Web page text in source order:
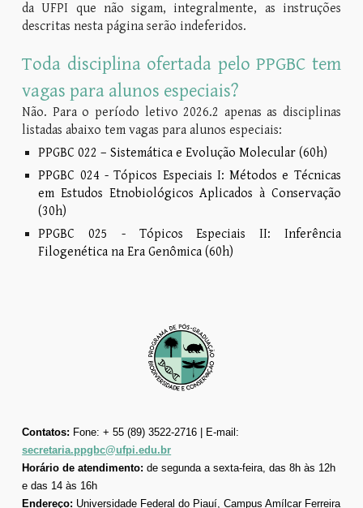
da UFPI que não sigam, integralmente, as instruções
descritas nesta página serão indeferidos.
Toda disciplina ofertada pelo PPGBC tem
vagas para alunos especiais?
Não. Para o período letivo 2026.2 apenas as disciplinas
listadas abaixo tem vagas para alunos especiais:
PPGBC 022 – Sistemática e Evolução Molecular (60h)
PPGBC 024 - Tópicos Especiais I: Métodos e Técnicas
em Estudos Etnobiológicos Aplicados à Conservação
(30h)
PPGBC 025 - Tópicos Especiais II: Inferência
Filogenética na Era Genômica (60h)
Contatos: Fone: + 55 (89) 3522-2716 | E-mail:
secretaria.ppgbc@ufpi.edu.br
Horário de atendimento: de segunda a sexta-feira, das 8h às 12h
e das 14 às 16h
Endereço: Universidade Federal do Piauí, Campus Amílcar Ferreira